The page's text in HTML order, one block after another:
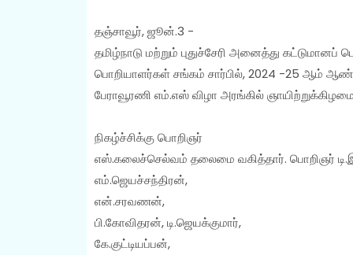
தஞ்சாவூர், ஜூன்.3 -
தமிழ்நாடு மற்றும் புதுச்சேரி அனைத்து
பொறியாளர்கள் சங்கம் சார்பில், 2024 -25 ஆம்
பேராவூரணி எம்.எஸ் விழா அரங்கில்
நிகழ்ச்சிக்கு பொறிஞர்
எஸ்.கலைச்செல்வம் தலைமை வகித்தார். பொறிஞர்
எம்.ஜெயச்சந்திரன்,
என்.சரவணன்,
பி.கோவிதரன், டி.ஜெயக்குமார்,
கே.குட்டியப்பன்,